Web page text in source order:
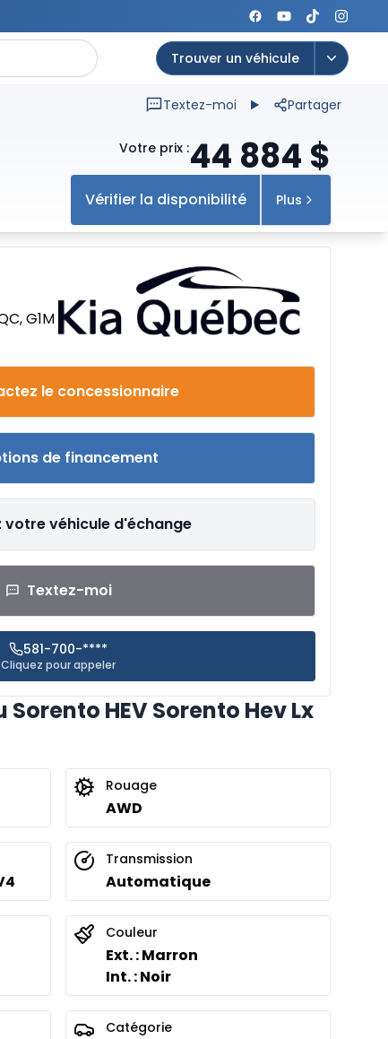
Trouver un véhicule
Open
Textez-moi Partager
Votre prix :44 884 $
Vérifier la disponibilité Plus
G1M
le concessionnaire
de financement
votre véhicule d'échange
Textez-moi
581-700-****
Cliquez pour appeler
HEV Sorento Hev Lx
Rouage
AWD
Transmission
Automatique
Couleur
Ext. : Marron
Int. : Noir
Catégorie